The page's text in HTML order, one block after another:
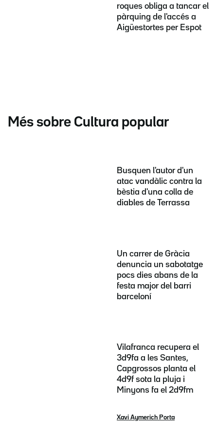
roques obliga a tancar el
pàrquing de l'accés a
Aigüestortes per Espot
Més sobre Cultura popular
Busquen l'autor d'un
atac vandàlic contra la
bèstia d'una colla de
diables de Terrassa
Un carrer de Gràcia
denuncia un sabotatge
pocs dies abans de la
festa major del barri
barceloní
Vilafranca recupera el
3d9fa a les Santes,
Capgrossos planta el
4d9f sota la pluja i
Minyons fa el 2d9fm
Xavi Aymerich Porta